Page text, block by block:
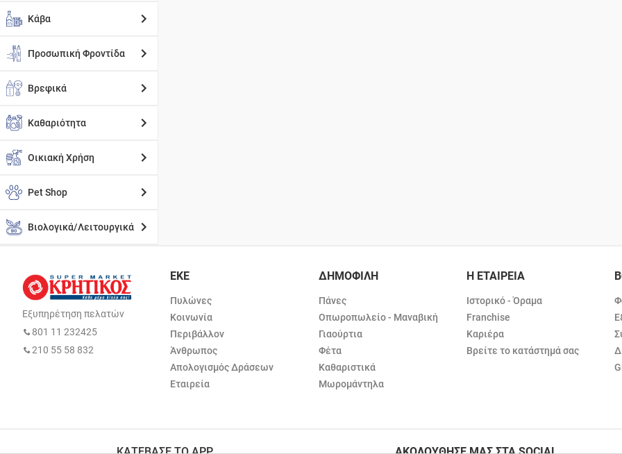
Κάβα
Προσωπική Φροντίδα
Βρεφικά
Καθαριότητα
Οικιακή Χρήση
Pet Shop
Βιολογικά/Λειτουργικά
Εξυπηρέτηση πελατών
801 11 232425
210 55 58 832
ΕΚΕ
Πυλώνες
Κοινωνία
Περιβάλλον
Άνθρωπος
Απολογισμός Δράσεων
Εταιρεία
ΔΗΜΟΦΙΛΗ
Πάνες
Οπωροπωλείο - Μαναβική
Γιαούρτια
Φέτα
Καθαριστικά
Μωρομάντηλα
Η ΕΤΑΙΡΕΙΑ
Ιστορικό - Όραμα
Franchise
Καριέρα
Βρείτε το κατάστημά σας